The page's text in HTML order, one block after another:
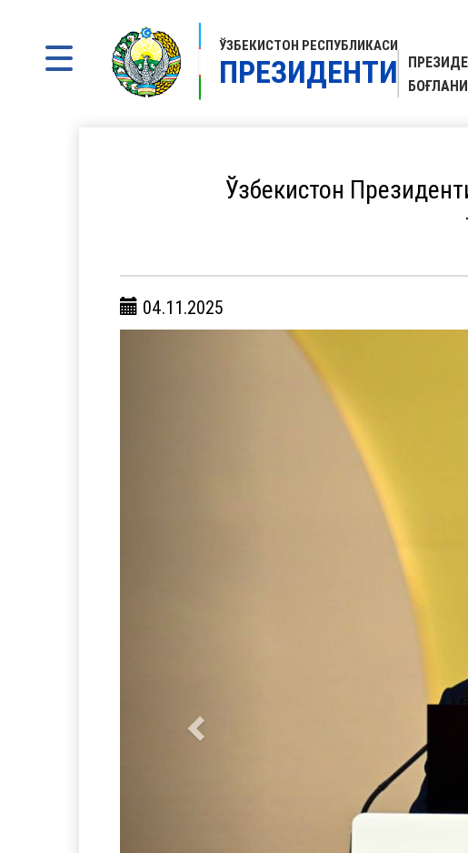
ЎЗБЕКИСТОН РЕСПУБЛИКАСИ
ПРЕЗИДЕНТИ
Ўзбекистон
04.11.2025